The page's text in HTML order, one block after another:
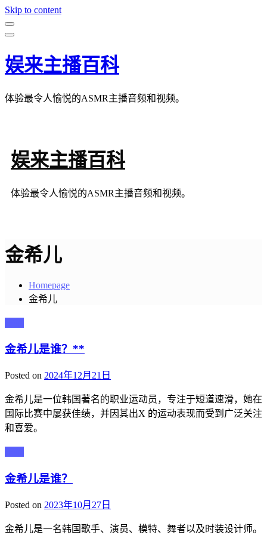
Skip to content
娱来主播百科
体验最令人愉悦的ASMR主播音频和视频。
娱来主播百科
体验最令人愉悦的ASMR主播音频和视频。
金希儿
Homepage
金希儿
金希儿是谁？**
Posted on 2024年12月21日
金希儿是一位韩国著名的职业运动员，专注于短道速滑，她在
国际比赛中屡获佳绩，并因其出X 的运动表现而受到广泛关注
和喜爱。
金希儿是谁？
Posted on 2023年10月27日
金希儿是一名韩国歌手、演员、模特、舞者以及时装设计师。